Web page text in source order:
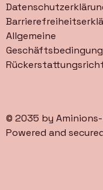
Allgemeine
© 2035 by
Powered and